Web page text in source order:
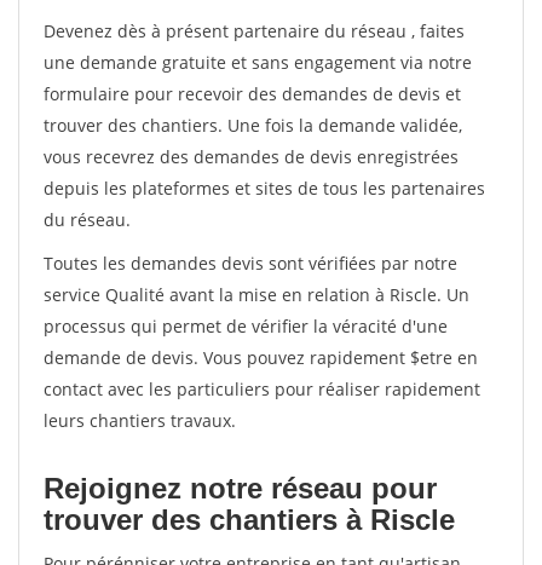
Devenez dès à présent partenaire du réseau , faites
une demande gratuite et sans engagement via notre
formulaire pour recevoir des demandes de devis et
trouver des chantiers. Une fois la demande validée,
vous recevrez des demandes de devis enregistrées
depuis les plateformes et sites de tous les partenaires
du réseau.
Toutes les demandes devis sont vérifiées par notre
service Qualité avant la mise en relation à Riscle. Un
processus qui permet de vérifier la véracité d'une
demande de devis. Vous pouvez rapidement $etre en
contact avec les particuliers pour réaliser rapidement
leurs chantiers travaux.
Rejoignez notre réseau pour
trouver des chantiers à Riscle